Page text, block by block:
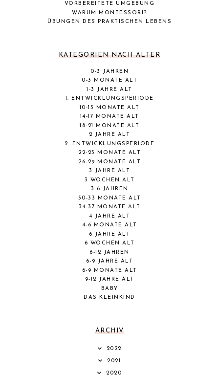
VORBEREITETE UMGEBUNG
WARUM MONTESSORI?
ÜBUNGEN DES PRAKTISCHEN LEBENS
KATEGORIEN NACH ALTER
0-3 JAHREN
0-3 MONATE ALT
1-3 JAHRE ALT
1. ENTWICKLUNGSPERIODE
10-13 MONATE ALT
14-17 MONATE ALT
18-21 MONATE ALT
2 JAHRE ALT
2. ENTWICKLUNGSPERIODE
22-25 MONATE ALT
26-29 MONATE ALT
3 JAHRE ALT
3 WOCHEN ALT
3-6 JAHREN
30-33 MONATE ALT
34-37 MONATE ALT
4 JAHRE ALT
4-6 MONATE ALT
6 JAHRE ALT
6 WOCHEN ALT
6-12 JAHREN
6-9 JAHRE ALT
6-9 MONATE ALT
9-12 JAHRE ALT
BABY
DAS KLEINKIND
ARCHIV
2022
2021
2020